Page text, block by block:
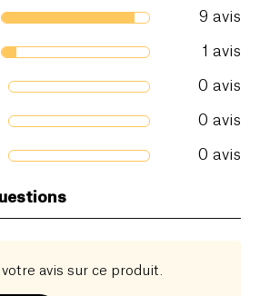
9 avis
1 avis
0 avis
0 avis
0 avis
votre avis sur ce produit.